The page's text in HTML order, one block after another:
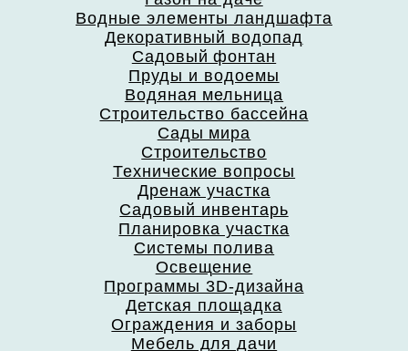
Водные элементы ландшафта
Декоративный водопад
Садовый фонтан
Пруды и водоемы
Водяная мельница
Строительство бассейна
Сады мира
Строительство
Технические вопросы
Дренаж участка
Садовый инвентарь
Планировка участка
Системы полива
Освещение
Программы 3D-дизайна
Детская площадка
Ограждения и заборы
Мебель для дачи